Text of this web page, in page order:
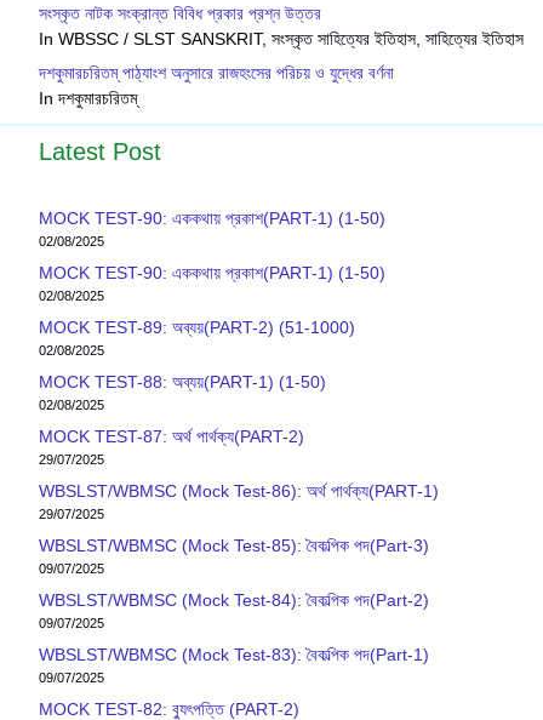
সংস্কৃত নাটক সংক্রান্ত বিবিধ প্রকার প্রশ্ন উত্তর
In WBSSC / SLST SANSKRIT, সংস্কৃত সাহিত্যের ইতিহাস, সাহিত্যের ইতিহাস
দশকুমারচরিতম্ পাঠ্যাংশ অনুসারে রাজহংসের পরিচয় ও যুদ্ধের বর্ণনা
In দশকুমারচরিতম্
Latest Post
MOCK TEST-90: এককথায় প্রকাশ(PART-1) (1-50)
02/08/2025
MOCK TEST-90: এককথায় প্রকাশ(PART-1) (1-50)
02/08/2025
MOCK TEST-89: অব্যয়(PART-2) (51-1000)
02/08/2025
MOCK TEST-88: অব্যয়(PART-1) (1-50)
02/08/2025
MOCK TEST-87: অর্থ পার্থক্য(PART-2)
29/07/2025
WBSLST/WBMSC (Mock Test-86): অর্থ পার্থক্য(PART-1)
29/07/2025
WBSLST/WBMSC (Mock Test-85): বৈকল্পিক পদ(Part-3)
09/07/2025
WBSLST/WBMSC (Mock Test-84): বৈকল্পিক পদ(Part-2)
09/07/2025
WBSLST/WBMSC (Mock Test-83): বৈকল্পিক পদ(Part-1)
09/07/2025
MOCK TEST-82: ব‍্যুৎপত্তি (PART-2)